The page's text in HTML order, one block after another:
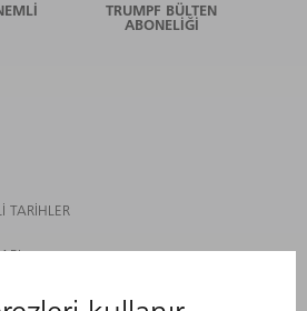
TRUMPF BÜLTEN
ABONELIĞI
TARIHLER